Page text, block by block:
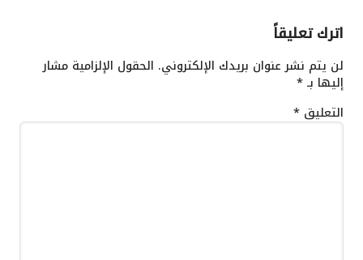
اترك تعليقاً
لن يتم نشر عنوان بريدك الإلكتروني. الحقول الإلزامية مشار
إليها بـ*
التعليق *